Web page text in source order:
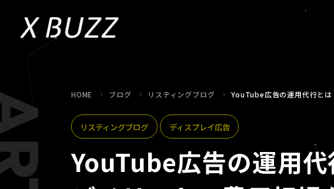
HOME ブログ リスティングブログ YouTube広告の運用代行とは
リスティングブログ ディスプレイ広告
YouTube広告の運用